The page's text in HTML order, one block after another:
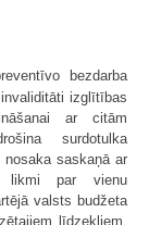
bezdarba
izglītības
ar citām
surdotulka
nosaka saskaņā ar
likmi par vienu
valsts budžeta
līdzekļiem,